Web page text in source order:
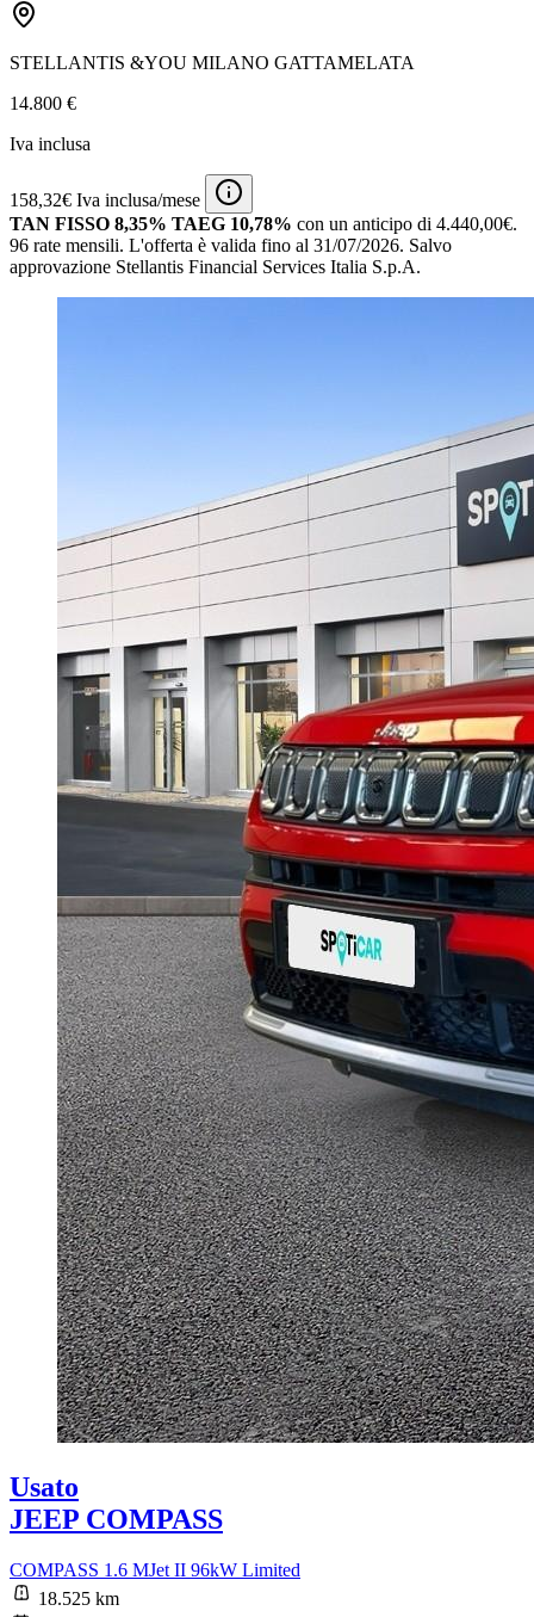
STELLANTIS &YOU MILANO GATTAMELATA
14.800 €
Iva inclusa
158,32€ Iva inclusa/mese
TAN FISSO 8,35% TAEG 10,78% con un anticipo di 4.440,00€.
96 rate mensili. L'offerta è valida fino al 31/07/2026. Salvo
approvazione Stellantis Financial Services Italia S.p.A.
Usato
JEEP COMPASS
COMPASS 1.6 MJet II 96kW Limited
18.525 km